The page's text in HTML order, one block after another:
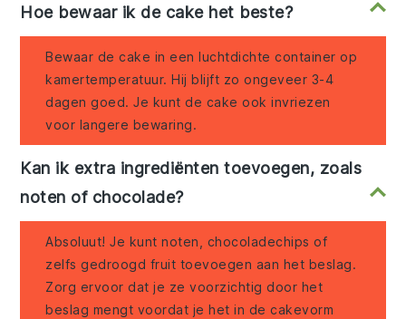
Hoe bewaar ik de cake het beste?
Bewaar de cake in een luchtdichte container op
kamertemperatuur. Hij blijft zo ongeveer 3-4
dagen goed. Je kunt de cake ook invriezen
voor langere bewaring.
Kan ik extra ingrediënten toevoegen, zoals
noten of chocolade?
Absoluut! Je kunt noten, chocoladechips of
zelfs gedroogd fruit toevoegen aan het beslag.
Zorg ervoor dat je ze voorzichtig door het
beslag mengt voordat je het in de cakevorm